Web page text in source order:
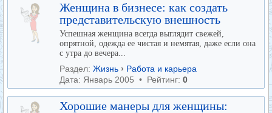
Женщина в бизнесе: как создать
представительскую внешность
Успешная женщина всегда выглядит свежей,
опрятной, одежда ее чистая и немятая, даже если она
с утра до вечера...
Раздел: Жизнь › Работа и карьера
Дата: Январь 2005 • Рейтинг: 0
Хорошие манеры для женщины: